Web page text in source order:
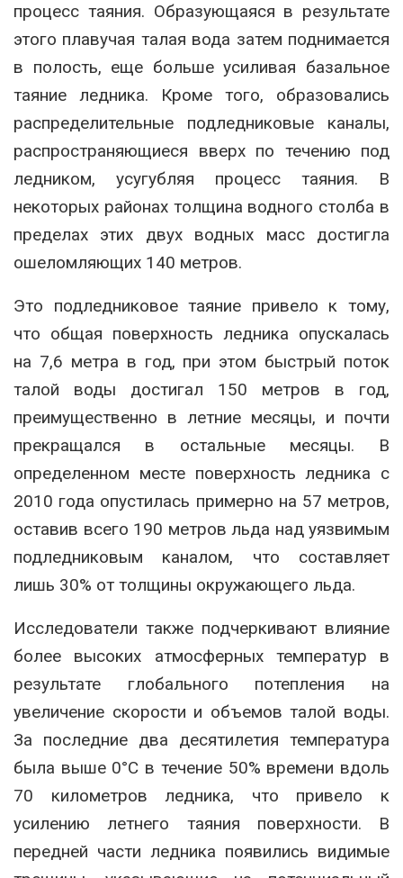
процесс таяния. Образующаяся в результате
этого плавучая талая вода затем поднимается
в полость, еще больше усиливая базальное
таяние ледника. Кроме того, образовались
распределительные подледниковые каналы,
распространяющиеся вверх по течению под
ледником, усугубляя процесс таяния. В
некоторых районах толщина водного столба в
пределах этих двух водных масс достигла
ошеломляющих 140 метров.
Это подледниковое таяние привело к тому,
что общая поверхность ледника опускалась
на 7,6 метра в год, при этом быстрый поток
талой воды достигал 150 метров в год,
преимущественно в летние месяцы, и почти
прекращался в остальные месяцы. В
определенном месте поверхность ледника с
2010 года опустилась примерно на 57 метров,
оставив всего 190 метров льда над уязвимым
подледниковым каналом, что составляет
лишь 30% от толщины окружающего льда.
Исследователи также подчеркивают влияние
более высоких атмосферных температур в
результате глобального потепления на
увеличение скорости и объемов талой воды.
За последние два десятилетия температура
была выше 0°C в течение 50% времени вдоль
70 километров ледника, что привело к
усилению летнего таяния поверхности. В
передней части ледника появились видимые